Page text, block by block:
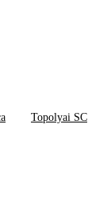
Topolyai SC